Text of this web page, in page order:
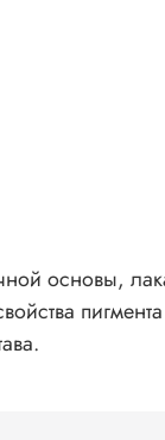
отосновы,